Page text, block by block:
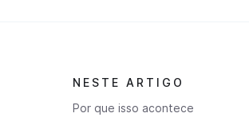
NESTE ARTIGO
Por que isso acontece